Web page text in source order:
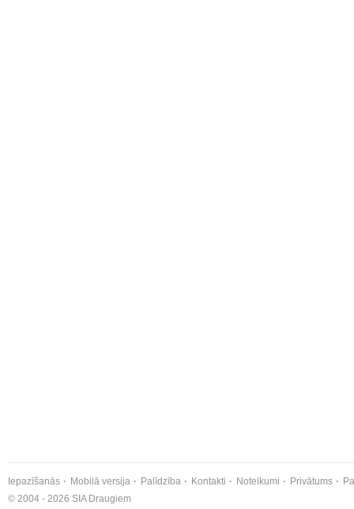
Iepazīšanās Mobilā versija Palīdzība Kontakti Noteikumi Privātums
© 2004 - 2026 SIA Draugiem